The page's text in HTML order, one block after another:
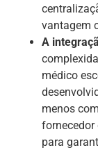
vantagem
A
médico
menos
fornecedor
para